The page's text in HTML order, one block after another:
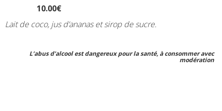
10.00€
Lait de coco, jus d’ananas et sirop de sucre.
L’abus d’alcool est dangereux pour la santé, à consommer avec
modération